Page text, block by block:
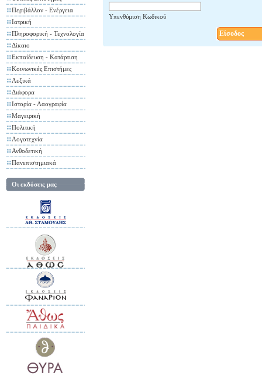
Περιβάλλον - Ενέργεια
Ιατρική
Πληροφορική - Τεχνολογία
Δίκαιο
Εκπαίδευση - Κατάρτιση
Κοινωνικές Επιστήμες
Λεξικά
Διάφορα
Ιστορία - Λαογραφία
Μαγειρική
Πολιτική
Λογοτεχνία
Ανθοδετική
Πανεπιστημιακά
Οι εκδόσεις μας
Υπενθύμιση Κωδικού
Είσοδος